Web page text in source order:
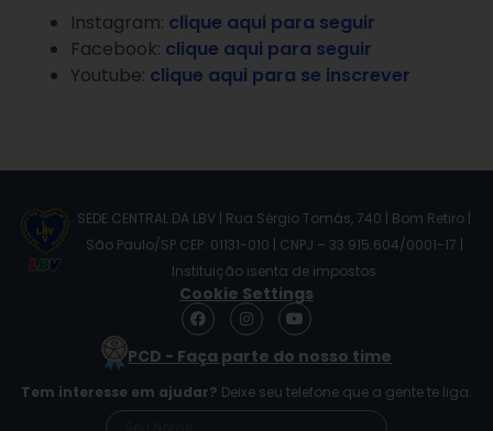
Instagram: clique aqui para seguir
Facebook: clique aqui para seguir
Youtube: clique aqui para se inscrever
SEDE CENTRAL DA LBV | Rua Sérgio Tomás, 740 | Bom Retiro |
São Paulo/SP CEP: 01131-010 | CNPJ – 33.915.604/0001-17 |
Instituição isenta de impostos
Cookie Settings
F
a
e
o
o
I
n
s
t
g
r
Y
o
t
b
e
PCD - Faça parte do nosso time
Tem interesse em ajudar? Deixe seu telefone que a gente te liga.